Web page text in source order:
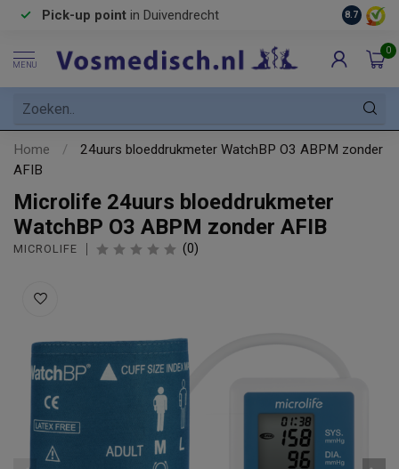
Pick-up point in Duivendrecht 8.7
MENU
0
Home /
24uurs bloeddrukmeter WatchBP O3 ABPM zonder
AFIB
Microlife 24uurs bloeddrukmeter
WatchBP O3 ABPM zonder AFIB
MICROLIFE (0)